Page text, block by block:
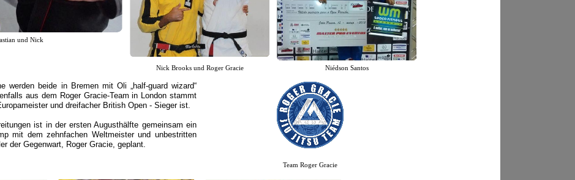
und Nick
Nick Brooks und Roger Gracie Niédson Santos
werden beide in Bremen mit Oli „half-guard wizard“
aus dem Roger Gracie-Team in London stammt
und dreifacher British Open - Sieger ist.
ist in der ersten Augusthälfte gemeinsam ein
mit dem zehnfachen Weltmeister und unbestritten
der Gegenwart, Roger Gracie, geplant.
Team Roger Gracie